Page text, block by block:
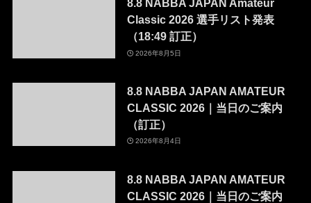
8.8 NABBA JAPAN Amateur
Classic 2026 選手リスト発表
（18:49 訂正）
2026年8月5日
8.8 NABBA JAPAN AMATEUR
CLASSIC 2026｜当日のご案内
（訂正）
2026年8月4日
8.8 NABBA JAPAN AMATEUR
CLASSIC 2026｜当日のご案内